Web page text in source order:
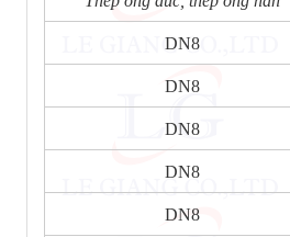
DN8
DN8
DN8
DN8
DN8